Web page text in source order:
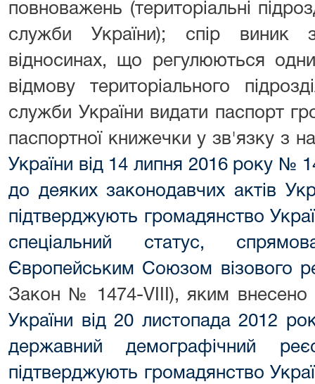
повноважень (територіальні
служби України); спір виник
відносинах, що регулюються
відмову територіального
служби України видати паспорт
паспортної книжечки у зв'язку з
України від 14 липня 2016 року №
до деяких законодавчих актів
підтверджують громадянство
спеціальний статус,
Європейським Союзом візового
Закон № 1474-VIII), яким внесено
України від 20 листопада 2012
державний демографічний
підтверджують громадянство